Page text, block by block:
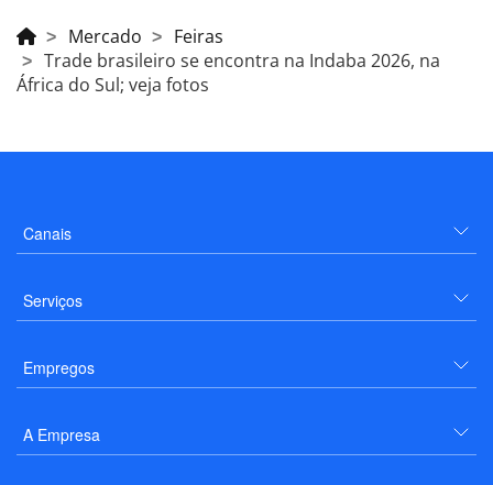
Mercado
Feiras
Trade brasileiro se encontra na Indaba 2026, na
África do Sul; veja fotos
Canais
Serviços
Empregos
A Empresa